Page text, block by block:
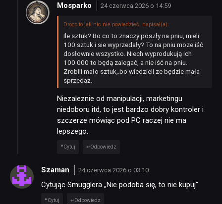
Mosparko 24 czerwca 2026 o 14:59
Drogo to jak nic nie powiedzieć. napisał(a):
Ile sztuk? Bo co to znaczy poszły na pniu, mieli
100 sztuk i sie wyprzedały? To na pniu moze iść
dosłownie wszystko. Niech wyprodukują ich
100.000 to będą zalegać, a nie iść na pniu.
Zrobili mało sztuk,.bo wiedzieli ze będzie mała
sprzedaż.
Niezaleznie od manipulacji, marketingu
niedoboru itd, to jest bardzo dobry kontroler i
szczerze mówiąc pod PC raczej nie ma
lepszego.
Cytuj Odpowiedz
Szaman 24 czerwca 2026 o 03:10
Cytując Smugglera „Nie podoba się, to nie kupuj”
Cytuj Odpowiedz